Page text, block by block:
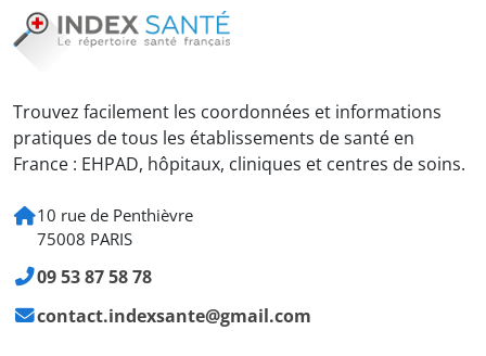
Trouvez facilement les coordonnées et informations
pratiques de tous les établissements de santé en
France : EHPAD, hôpitaux, cliniques et centres de soins.
10 rue de Penthièvre
75008 PARIS
09 53 87 58 78
contact.indexsante@gmail.com